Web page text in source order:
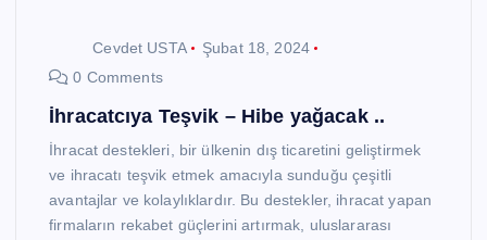
Cevdet USTA
Şubat 18, 2024
0 Comments
İhracatcıya Teşvik – Hibe yağacak ..
İhracat destekleri, bir ülkenin dış ticaretini geliştirmek
ve ihracatı teşvik etmek amacıyla sunduğu çeşitli
avantajlar ve kolaylıklardır. Bu destekler, ihracat yapan
firmaların rekabet güçlerini artırmak, uluslararası